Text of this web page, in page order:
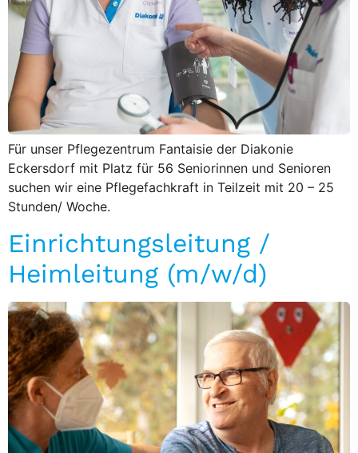
Für unser Pflegezentrum Fantaisie der Diakonie
Eckersdorf mit Platz für 56 Seniorinnen und Senioren
suchen wir eine Pflegefachkraft in Teilzeit mit 20 – 25
Stunden/ Woche.
Einrichtungsleitung /
Heimleitung (m/w/d)